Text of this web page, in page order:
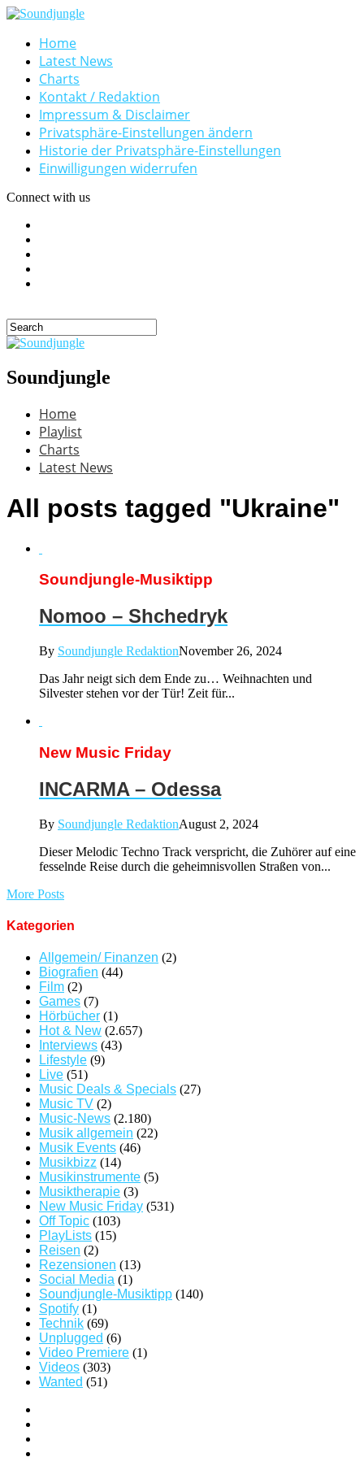
Home
Latest News
Charts
Kontakt / Redaktion
Impressum & Disclaimer
Privatsphäre-Einstellungen ändern
Historie der Privatsphäre-Einstellungen
Einwilligungen widerrufen
Connect with us
Soundjungle
Home
Playlist
Charts
Latest News
All posts tagged "Ukraine"
Soundjungle-Musiktipp
Nomoo – Shchedryk
By Soundjungle RedaktionNovember 26, 2024
Das Jahr neigt sich dem Ende zu… Weihnachten und
Silvester stehen vor der Tür! Zeit für...
New Music Friday
INCARMA – Odessa
By Soundjungle RedaktionAugust 2, 2024
Dieser Melodic Techno Track verspricht, die Zuhörer auf eine
fesselnde Reise durch die geheimnisvollen Straßen von...
More Posts
Kategorien
Allgemein/ Finanzen (2)
Biografien (44)
Film (2)
Games (7)
Hörbücher (1)
Hot & New (2.657)
Interviews (43)
Lifestyle (9)
Live (51)
Music Deals & Specials (27)
Music TV (2)
Music-News (2.180)
Musik allgemein (22)
Musik Events (46)
Musikbizz (14)
Musikinstrumente (5)
Musiktherapie (3)
New Music Friday (531)
Off Topic (103)
PlayLists (15)
Reisen (2)
Rezensionen (13)
Social Media (1)
Soundjungle-Musiktipp (140)
Spotify (1)
Technik (69)
Unplugged (6)
Video Premiere (1)
Videos (303)
Wanted (51)